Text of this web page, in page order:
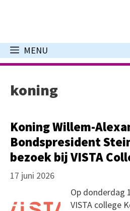
inhoud
MENU
koning
Koning Willem-
Bondspresident
bezoek bij VISTA
17 juni 2026
Op donderdag
VISTA college